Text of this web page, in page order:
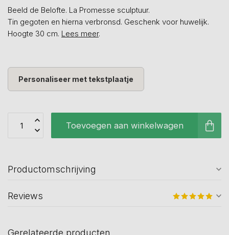
Beeld de Belofte. La Promesse sculptuur.
Tin gegoten en hierna verbronsd. Geschenk voor huwelijk.
Hoogte 30 cm. Lees meer.
Personaliseer met tekstplaatje
Toevoegen aan winkelwagen
Productomschrijving
Reviews
Gerelateerde producten